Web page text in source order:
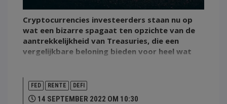
Cryptocurrencies investeerders staan nu op
wat een bizarre spagaat ten opzichte van de
aantrekkelijkheid van Treasuries, die een
vergelijkbare beloning bieden voor heel wat
FED RENTE DEFI
14 SEPTEMBER 2022 OM 10:30